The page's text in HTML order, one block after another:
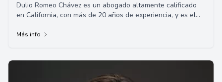
Dulio Romeo Chávez es un abogado altamente calificado
en California, con más de 20 años de experiencia, y es el
Más info